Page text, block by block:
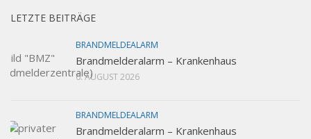
LETZTE BEITRÄGE
BRANDMELDEALARM
Brandmelderalarm – Krankenhaus
6. AUGUST 2026
BRANDMELDEALARM
Brandmelderalarm – Krankenhaus